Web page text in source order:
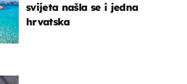
svijeta našla se i jedna
hrvatska